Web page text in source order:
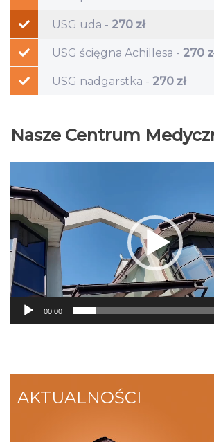
USG uda - 270 zł
USG ścięgna Achillesa - 270
USG nadgarstka - 270 zł
Nasze Centrum
video
00:00
AKTUALNOŚCI